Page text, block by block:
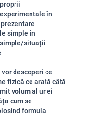
în
simple în
simple/situații
descoperi ce
fizică ce arată câtă
volumal unei
cum se
formula